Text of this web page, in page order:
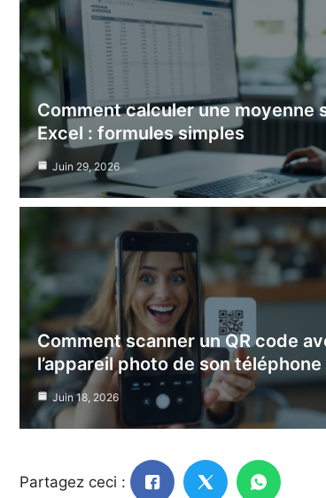
Comment calculer une moyenne
Excel : formules simples
Juin 29, 2026
Comment scanner un QR code
l’appareil photo de son téléphone
Juin 18, 2026
Partagez ceci :